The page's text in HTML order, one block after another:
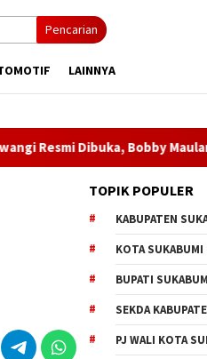
Pencarian
LAINNYA
Bobby Maulana Dorong
TOPIK POPULER
KABUPATEN
KOTA SUKABUMI
BUPATI
SEKDA
PJ WALI KOTA